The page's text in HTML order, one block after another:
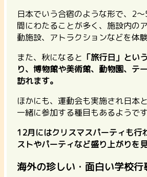
日本でいう合宿のような形で、2
間にわたることが多く、施設内の
動施設、アトラクションなどを体験
また、秋になると 「旅行日」とい
り、博物館や美術館、動物園、テ
訪れます。
ほかにも、運動会も実施され日本
一緒に参加する種目もあるようです
12月にはクリスマスパーティも行
ストやパーティなど盛り上がりを
海外の珍しい・面白い学校